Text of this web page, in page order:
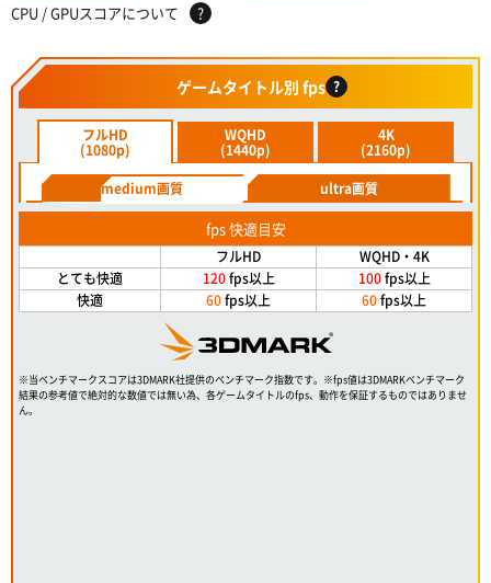
CPU / GPUスコアについて
?
ゲームタイトル別 fps ?
フルHD
(1080p)
WQHD
(1440p)
4K
(2160p)
medium画質
ultra画質
fps 快適目安
フルHD
WQHD・4K
とても快適
120fps以上 100fps以上
快適
60fps以上 60fps以上
※当ベンチマークスコアは3DMARK社提供のベンチマーク指数です。※fps値は3DMARKベンチマーク
結果の参考値で絶対的な数値では無い為、各ゲームタイトルのfps、動作を保証するものではありませ
ん。